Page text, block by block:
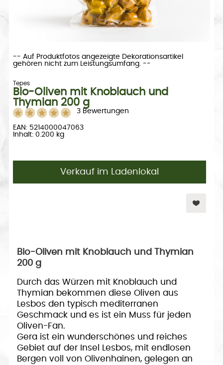
-- Auf Produktfotos angezeigte Dekorationsartikel
gehören nicht zum Leistungsumfang. --
Tepes
Bio-Oliven mit Knoblauch und
Thymian 200 g
3 Bewertungen
EAN: 5214000047063
Inhalt: 0.200 kg
Verkauf im Ladenlokal
Bio-Oliven mit Knoblauch und Thymian
200 g
Durch das Würzen mit Knoblauch und
Thymian bekommen diese Oliven aus
Lesbos den typisch mediterranen
Geschmack und es ist ein Muss für jeden
Oliven-Fan.
Gera ist ein wunderschönes und reiches
Gebiet auf der Insel Lesbos, mit endlosen
Bergen voll von Olivenhainen, gelegen an